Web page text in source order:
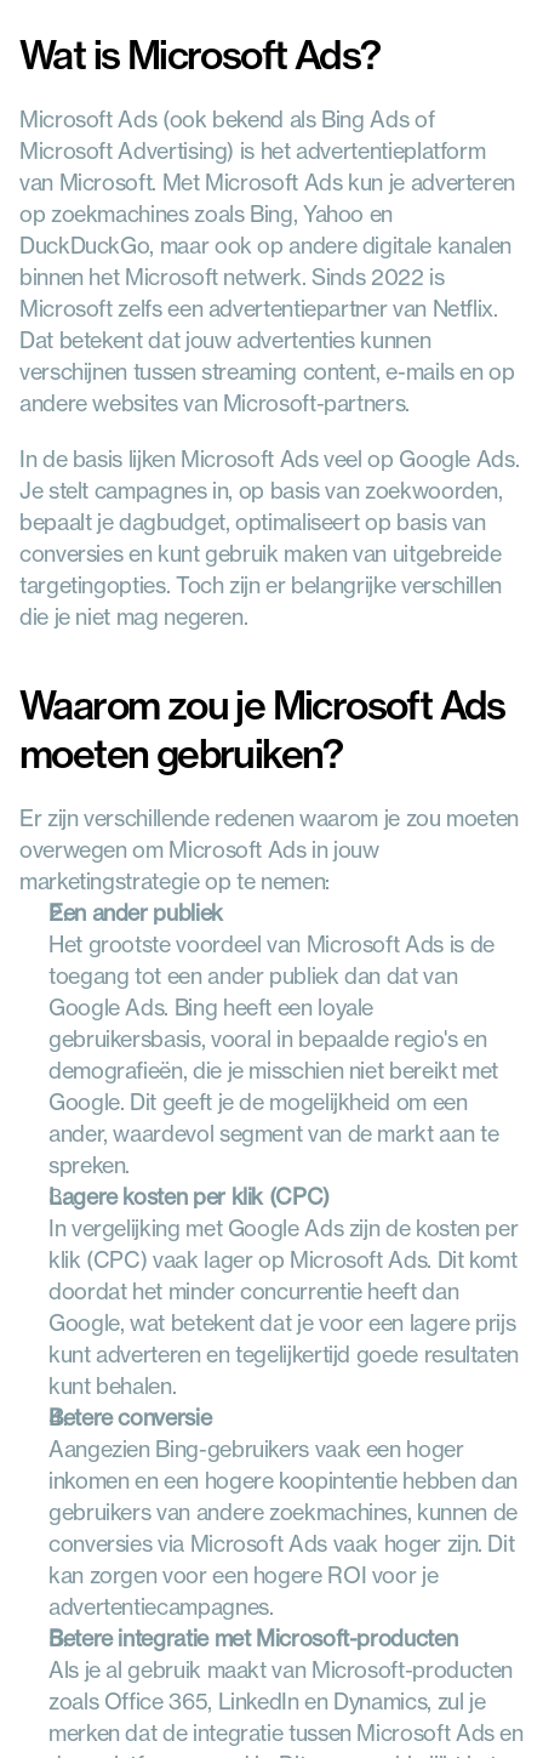
Wat is Microsoft Ads?
Microsoft Ads (ook bekend als Bing Ads of
Microsoft Advertising) is het advertentieplatform
van Microsoft. Met Microsoft Ads kun je adverteren
op zoekmachines zoals Bing, Yahoo en
DuckDuckGo, maar ook op andere digitale kanalen
binnen het Microsoft netwerk. Sinds 2022 is
Microsoft zelfs een advertentiepartner van Netflix.
Dat betekent dat jouw advertenties kunnen
verschijnen tussen streaming content, e-mails en op
andere websites van Microsoft-partners.
In de basis lijken Microsoft Ads veel op Google Ads.
Je stelt campagnes in, op basis van zoekwoorden,
bepaalt je dagbudget, optimaliseert op basis van
conversies en kunt gebruik maken van uitgebreide
targetingopties. Toch zijn er belangrijke verschillen
die je niet mag negeren.
Waarom zou je Microsoft Ads
moeten gebruiken?
Er zijn verschillende redenen waarom je zou moeten
overwegen om Microsoft Ads in jouw
marketingstrategie op te nemen:
Een ander publiek
Het grootste voordeel van Microsoft Ads is de
toegang tot een ander publiek dan dat van
Google Ads. Bing heeft een loyale
gebruikersbasis, vooral in bepaalde regio's en
demografieën, die je misschien niet bereikt met
Google. Dit geeft je de mogelijkheid om een
ander, waardevol segment van de markt aan te
spreken.
Lagere kosten per klik (CPC)
In vergelijking met Google Ads zijn de kosten per
klik (CPC) vaak lager op Microsoft Ads. Dit komt
doordat het minder concurrentie heeft dan
Google, wat betekent dat je voor een lagere prijs
kunt adverteren en tegelijkertijd goede resultaten
kunt behalen.
Betere conversie
Aangezien Bing-gebruikers vaak een hoger
inkomen en een hogere koopintentie hebben dan
gebruikers van andere zoekmachines, kunnen de
conversies via Microsoft Ads vaak hoger zijn. Dit
kan zorgen voor een hogere ROI voor je
advertentiecampagnes.
Betere integratie met Microsoft-producten
Als je al gebruik maakt van Microsoft-producten
zoals Office 365, LinkedIn en Dynamics, zul je
merken dat de integratie tussen Microsoft Ads en